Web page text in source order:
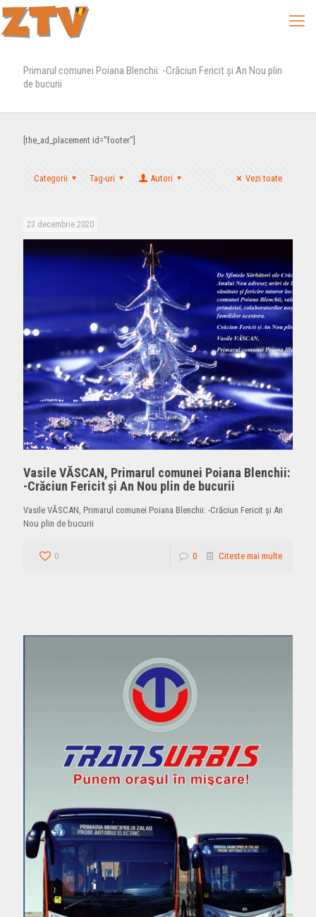
Primarul comunei Poiana Blenchii: -Crăciun Fericit și An Nou plin
de bucurii
[the_ad_placement id="footer"]
Categorii Tag-uri Autori Vezi toate
23 decembrie 2020
Vasile VĂSCAN, Primarul comunei Poiana Blenchii:
-Crăciun Fericit și An Nou plin de bucurii
Vasile VĂSCAN, Primarul comunei Poiana Blenchii: -Crăciun Fericit și An
Nou plin de bucurii
0 0 Citeste mai multe